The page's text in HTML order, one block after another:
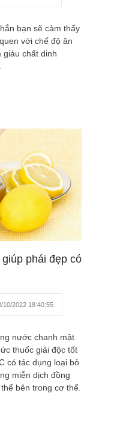
bạn sẽ cảm thấy
với chế độ ăn
giàu chất dinh
phái đẹp có
10/2022 18:40:55
nước chanh mật
thuốc giải độc tốt
có tác dụng loại bỏ
miễn dịch đồng
bên trong cơ thể.